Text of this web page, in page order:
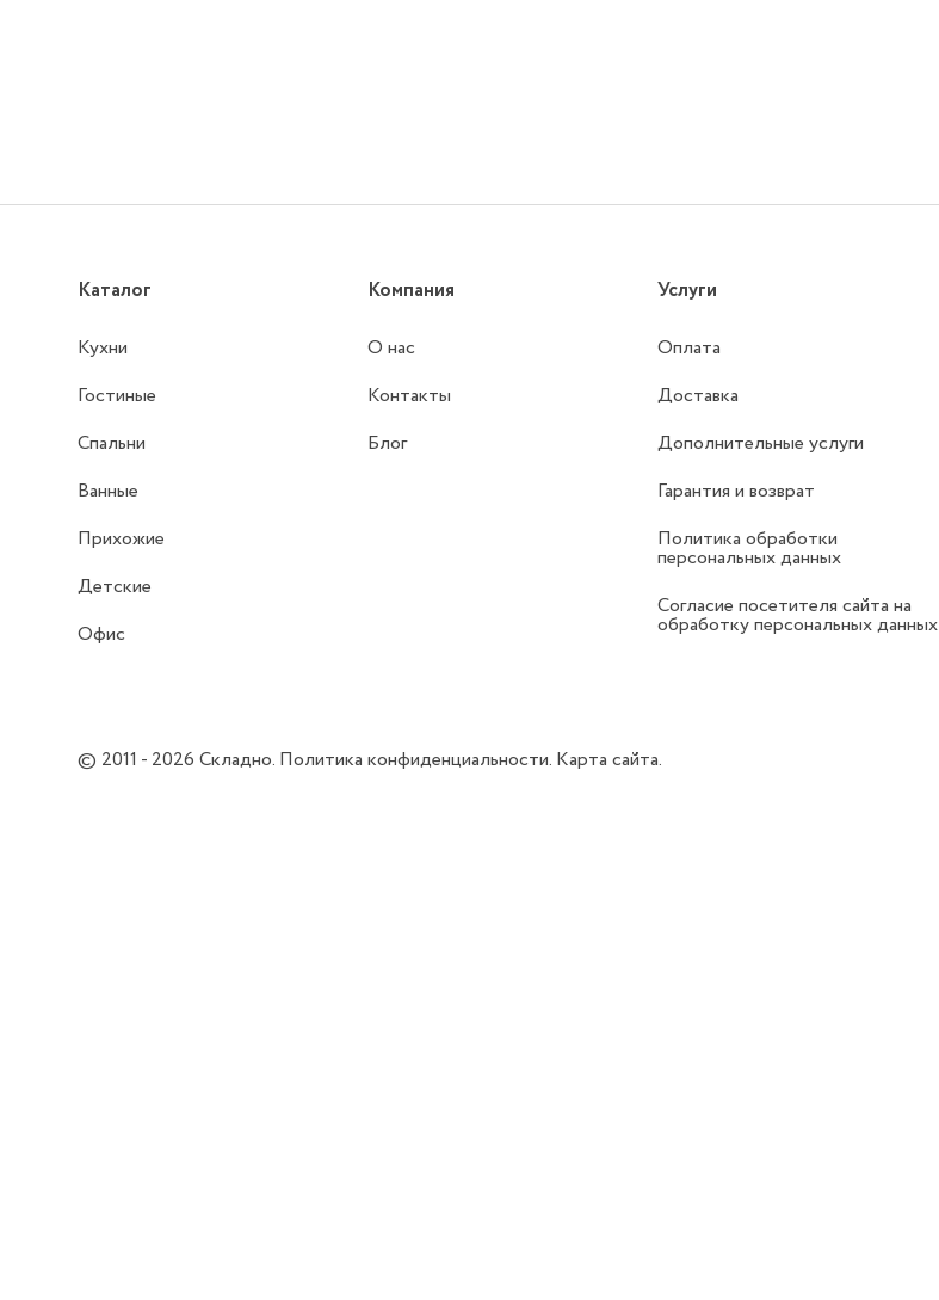
Каталог
Кухни
Гостиные
Спальни
Ванные
Прихожие
Детские
Офис
Компания
О нас
Контакты
Блог
Услуги
Оплата
Доставка
Дополнительные услуги
Гарантия и возврат
Политика обработки
персональных данных
Согласие посетителя сайта на
обработку персональных данных
© 2011 - 2026Складно. Политика конфиденциальности. Карта сайта.